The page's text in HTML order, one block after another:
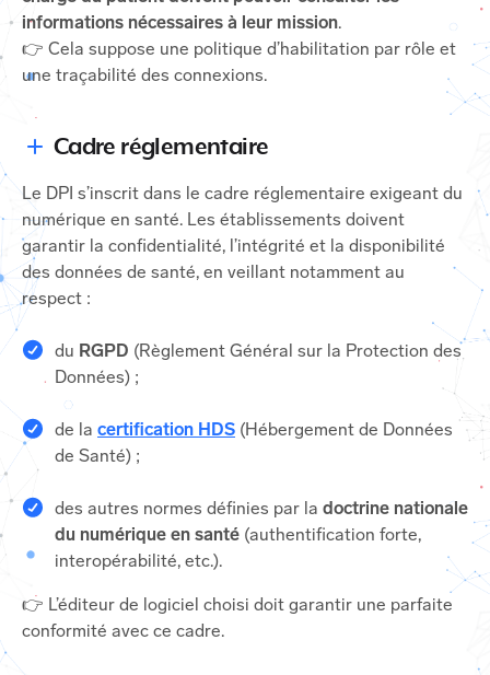
informations nécessaires à leur mission.
👉 Cela suppose une politique d’habilitation par rôle et
une traçabilité des connexions.
Cadre réglementaire
Le DPI s’inscrit dans le cadre réglementaire exigeant du
numérique en santé. Les établissements doivent
garantir la confidentialité, l’intégrité et la disponibilité
des données de santé, en veillant notamment au
respect :
du RGPD (Règlement Général sur la Protection des
Données) ;
de la certification HDS (Hébergement de Données
de Santé) ;
des autres normes définies par la doctrine nationale
du numérique en santé (authentification forte,
interopérabilité, etc.).
👉 L’éditeur de logiciel choisi doit garantir une parfaite
conformité avec ce cadre.